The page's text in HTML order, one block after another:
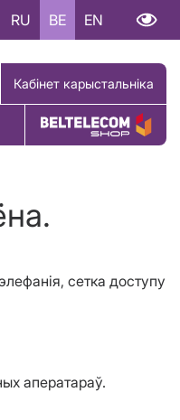
RU BE EN
Кабінет карыстальніка
Купіць тавар
cетка доступу
аператараў.